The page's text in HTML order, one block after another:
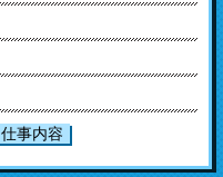
仕事内容